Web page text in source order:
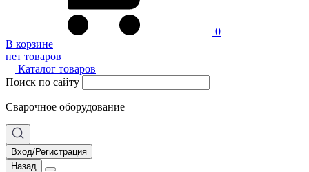
0
В корзине
нет товаров
Каталог товаров
Поиск по сайту
Сварочное оборудование|
Вход/Регистрация
Назад